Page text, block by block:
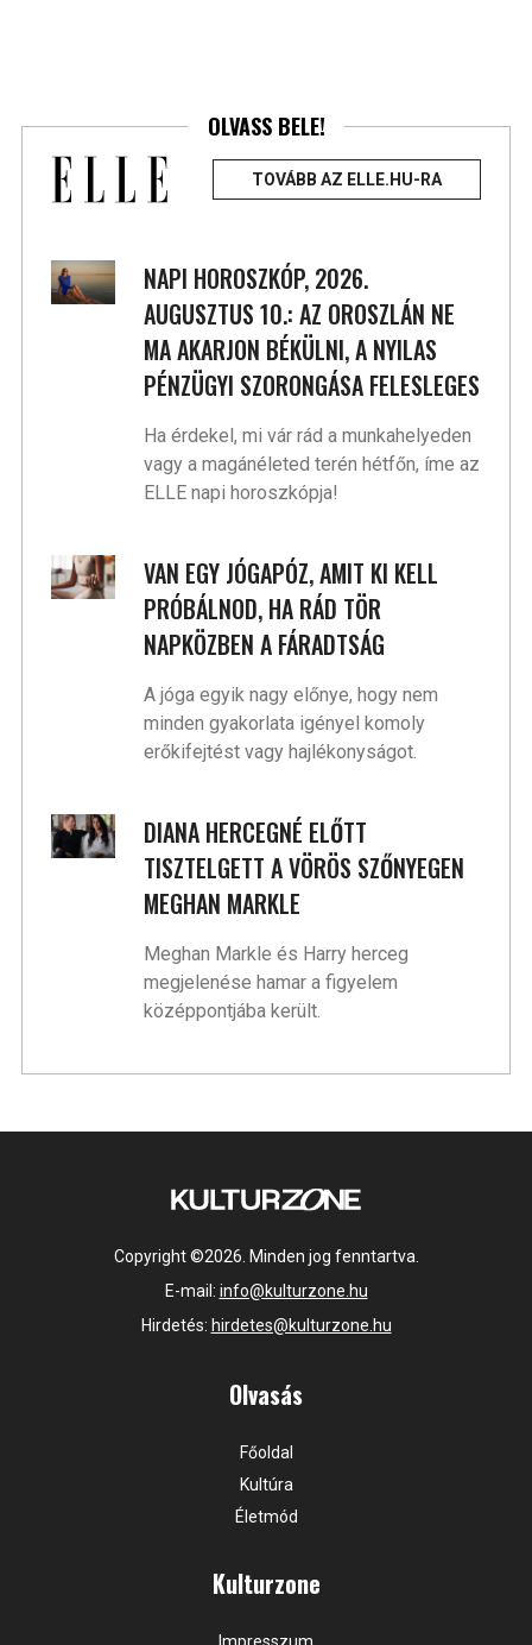
OLVASS BELE!
TOVÁBB AZ ELLE.HU-RA
NAPI HOROSZKÓP, 2026.
AUGUSZTUS 10.: AZ OROSZLÁN NE
MA AKARJON BÉKÜLNI, A NYILAS
PÉNZÜGYI SZORONGÁSA FELESLEGES
Ha érdekel, mi vár rád a munkahelyeden
vagy a magánéleted terén hétfőn, íme az
ELLE napi horoszkópja!
VAN EGY JÓGAPÓZ, AMIT KI KELL
PRÓBÁLNOD, HA RÁD TÖR
NAPKÖZBEN A FÁRADTSÁG
A jóga egyik nagy előnye, hogy nem
minden gyakorlata igényel komoly
erőkifejtést vagy hajlékonyságot.
DIANA HERCEGNÉ ELŐTT
TISZTELGETT A VÖRÖS SZŐNYEGEN
MEGHAN MARKLE
Meghan Markle és Harry herceg
megjelenése hamar a figyelem
középpontjába került.
Copyright ©2026. Minden jog fenntartva.
E-mail: info@kulturzone.hu
Hirdetés: hirdetes@kulturzone.hu
Olvasás
Főoldal
Kultúra
Életmód
Kulturzone